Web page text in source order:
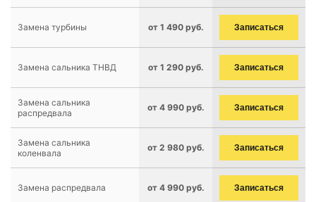
Замена турбины от 1 490 руб. Записаться
Замена сальника ТНВД от 1 290 руб. Записаться
Замена сальника
распредвала
от 4 990 руб. Записаться
Замена сальника
коленвала
от 2 980 руб. Записаться
Замена распредвала от 4 990 руб. Записаться